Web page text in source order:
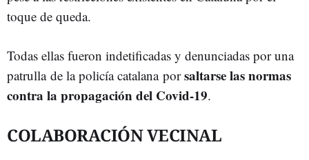
toque de queda.
Todas ellas fueron indetificadas y denunciadas por una
patrulla de la policía catalana porsaltarse las normas
contra la propagación del Covid-19.
COLABORACIÓN VECINAL